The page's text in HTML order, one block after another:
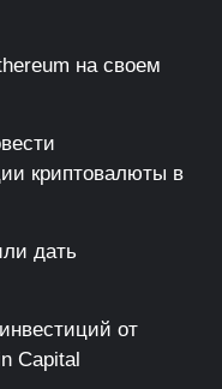
на своем
криптовалюты в
дать
от
Capital